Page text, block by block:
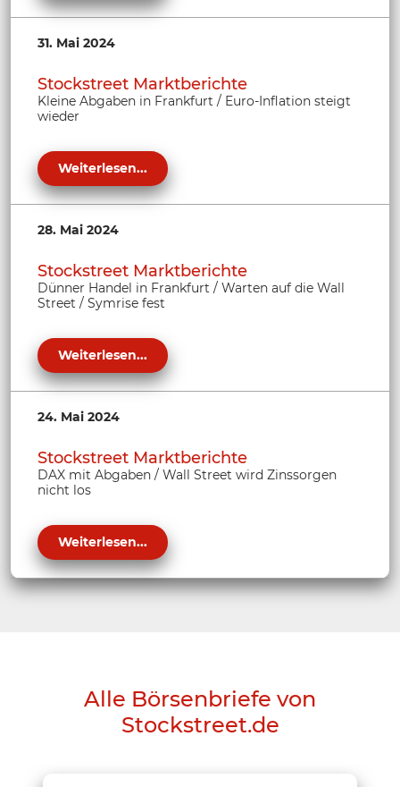
31. Mai 2024
Stockstreet Marktberichte
Kleine Abgaben in Frankfurt / Euro-Inflation steigt
wieder
Weiterlesen...
28. Mai 2024
Stockstreet Marktberichte
Dünner Handel in Frankfurt / Warten auf die Wall
Street / Symrise fest
Weiterlesen...
24. Mai 2024
Stockstreet Marktberichte
DAX mit Abgaben / Wall Street wird Zinssorgen
nicht los
Weiterlesen...
Alle Börsenbriefe von
Stockstreet.de